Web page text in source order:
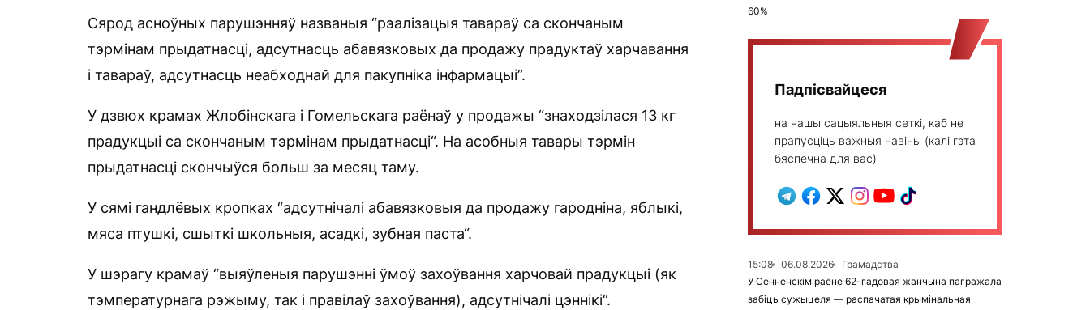
Сярод асноўных парушэнняў названыя “рэалізацыя тавараў са скончаным
тэрмінам прыдатнасці, адсутнасць абавязковых да продажу прадуктаў харчавання
і тавараў, адсутнасць неабходнай для пакупніка інфармацыі”.
У дзвюх крамах Жлобінскага і Гомельскага раёнаў у продажы “знаходзілася 13 кг
прадукцыі са скончаным тэрмінам прыдатнасці“. На асобныя тавары тэрмін
прыдатнасці скончыўся больш за месяц таму.
У сямі гандлёвых кропках “адсутнічалі абавязковыя да продажу гародніна, яблыкі,
мяса птушкі, сшыткі школьныя, асадкі, зубная паста“.
У шэрагу крамаў “выяўленыя парушэнні ўмоў захоўвання харчовай прадукцыі (як
тэмпературнага рэжыму, так і правілаў захоўвання), адсутнічалі цэннікі“.
60%
Падпісвайцеся
на нашы сацыяльныя сеткі, каб не
прапусціць важныя навіны (калі гэта
бяспечна для вас)
15:08 06.08.2026
Грамадства
У Сенненскім раёне 62-гадовая жанчына пагражала
забіць сужыцеля — распачатая крымінальная